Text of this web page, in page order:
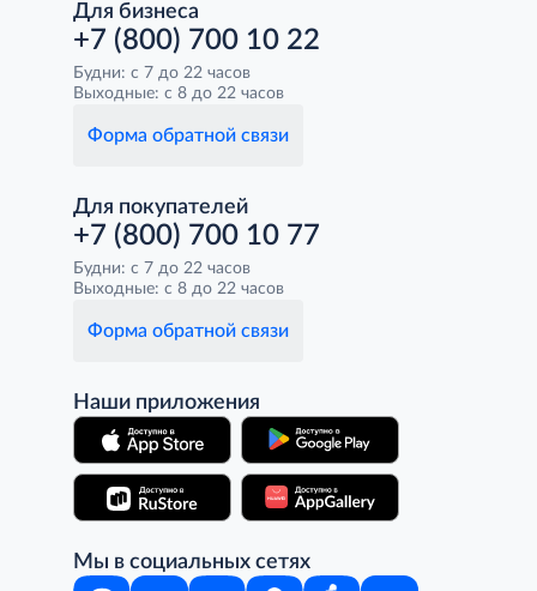
Для бизнеса
+7 (800) 700 10 22
Будни: с 7 до 22 часов
Выходные: с 8 до 22 часов
Форма обратной связи
Для покупателей
+7 (800) 700 10 77
Будни: с 7 до 22 часов
Выходные: с 8 до 22 часов
Форма обратной связи
Наши приложения
Мы в социальных сетях